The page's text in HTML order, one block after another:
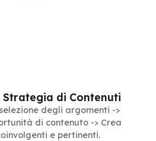
Strategia di Contenuti
degli argomenti ->
di contenuto -> Crea
e pertinenti.